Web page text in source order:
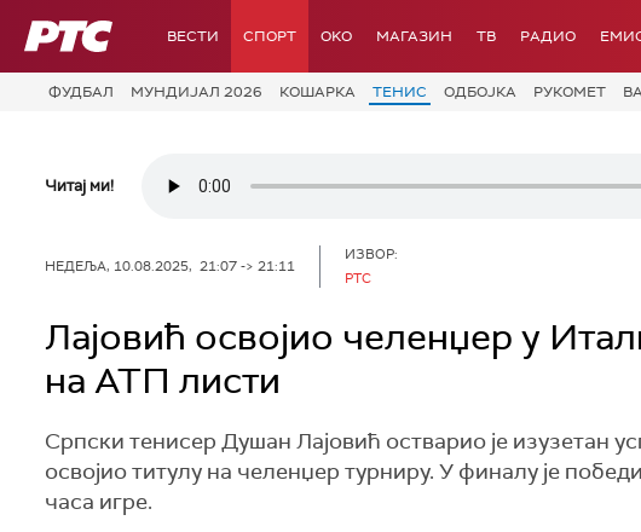
РТС ВЕСТИ СПОРТ OKO МАГАЗИН ТВ РАДИО
ФУДБАЛ МУНДИЈАЛ 2026 КОШАРКА ТЕНИС ОДБОЈКА РУКОМЕТ
Читај ми!
НЕДЕЉА, 10.08.2025, 21:07 -> 21:11
ИЗВОР:
РТС
Лајовић освојио челенџер у
на АТП листи
Српски тенисер Душан Лајовић остварио је изузетан
освојио титулу на челенџер турниру. У финалу је
часа игре.